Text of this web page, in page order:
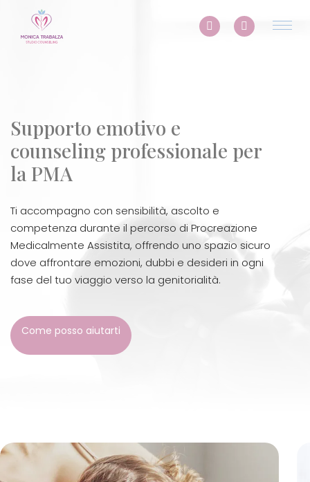
Supporto emotivo e
counseling professionale per
la PMA
Ti accompagno con sensibilità, ascolto e
competenza durante il percorso di Procreazione
Medicalmente Assistita, offrendo uno spazio sicuro
dove affrontare emozioni, dubbi e desideri in ogni
fase del tuo viaggio verso la genitorialità.
Come posso aiutarti